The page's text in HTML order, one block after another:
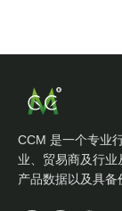
CCM 是一个专业
业、贸易商及行业
产品数据以及具备